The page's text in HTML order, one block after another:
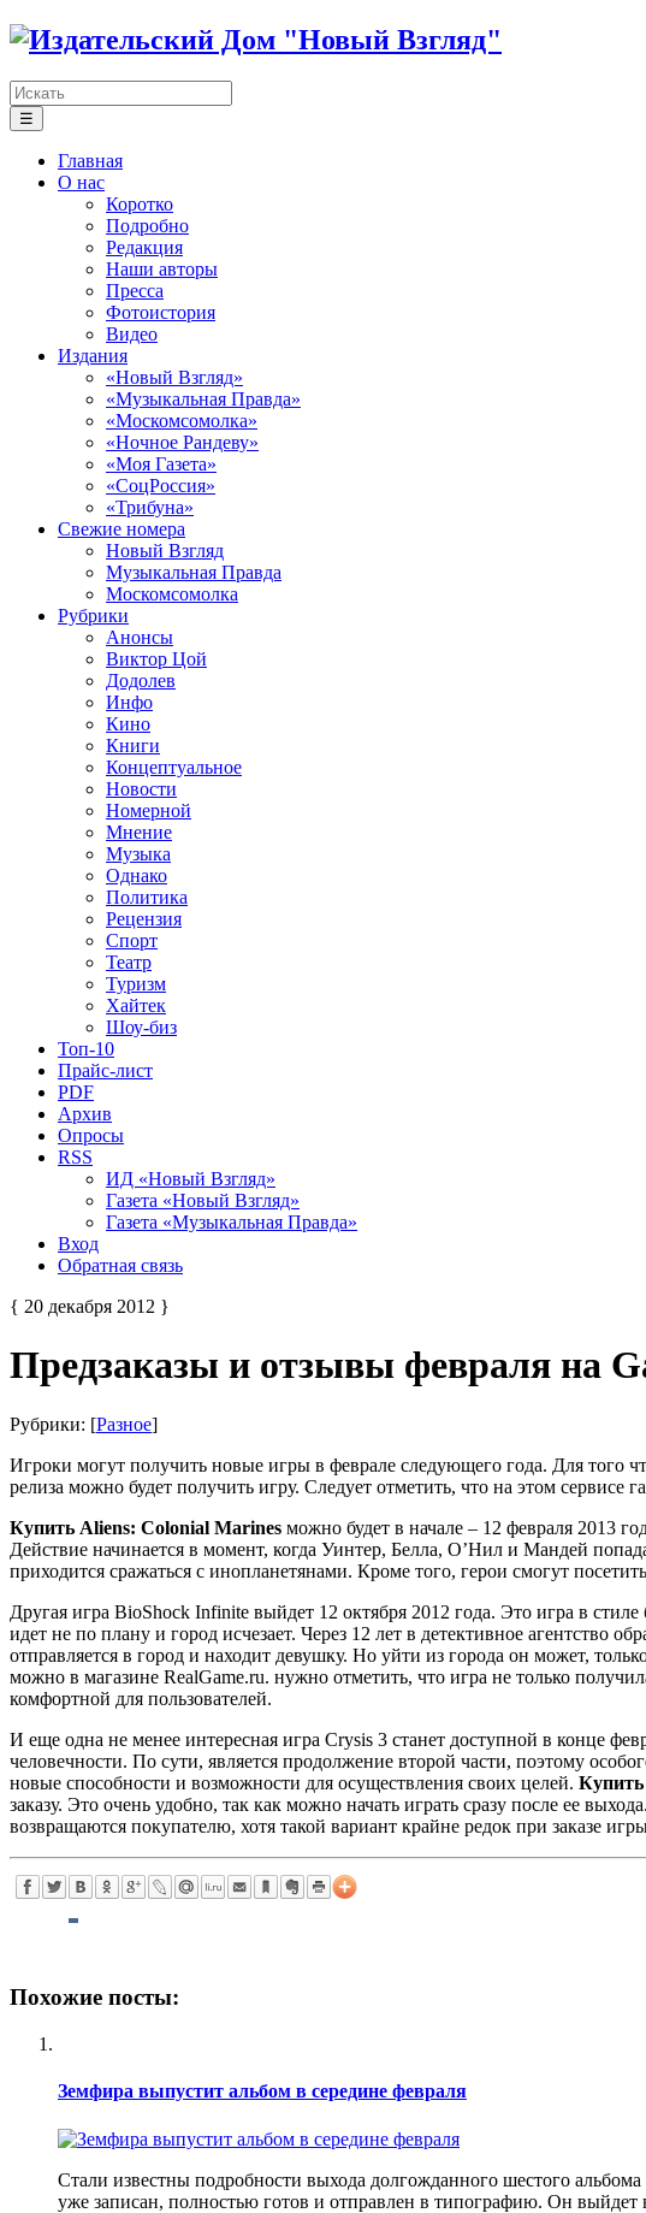
☰
Главная
О нас
Коротко
Подробно
Редакция
Наши авторы
Пресса
Фотоистория
Видео
Издания
«Новый Взгляд»
«Музыкальная Правда»
«Москомсомолка»
«Ночное Рандеву»
«Моя Газета»
«СоцРоссия»
«Трибуна»
Свежие номера
Новый Взгляд
Музыкальная Правда
Москомсомолка
Рубрики
Анонсы
Виктор Цой
Додолев
Инфо
Кино
Книги
Концептуальное
Новости
Номерной
Мнение
Музыка
Однако
Политика
Рецензия
Спорт
Театр
Туризм
Хайтек
Шоу-биз
Топ-10
Прайс-лист
PDF
Архив
Опросы
RSS
ИД «Новый Взгляд»
Газета «Новый Взгляд»
Газета «Музыкальная Правда»
Вход
Обратная связь
{ 20 декабря 2012 }
Предзаказы и отзывы февраля на
Рубрики: [Разное]
Игроки могут получить новые игры в феврале следующего года. Для того
релиза можно будет получить игру. Следует отметить, что на этом сервисе
Купить Aliens: Colonial Marines можно будет в начале – 12 февраля 2013
Действие начинается в момент, когда Уинтер, Белла, О’Нил и Мандей
приходится сражаться с инопланетянами. Кроме того, герои смогут
Другая игра BioShock Infinite выйдет 12 октября 2012 года. Это игра в
идет не по плану и город исчезает. Через 12 лет в детективное агентство
отправляется в город и находит девушку. Но уйти из города он может,
можно в магазине RealGame.ru. нужно отметить, что игра не только
комфортной для пользователей.
И еще одна не менее интересная игра Crysis 3 станет доступной в конце
человечности. По сути, является продолжение второй части, поэтому
новые способности и возможности для осуществления своих целей. Купить
заказу. Это очень удобно, так как можно начать играть сразу после ее
возвращаются покупателю, хотя такой вариант крайне редок при заказе
Похожие посты:
Земфира выпустит альбом в середине февраля
Стали известны подробности выхода долгожданного шестого
уже записан, полностью готов и отправлен в типографию. Он выйдет